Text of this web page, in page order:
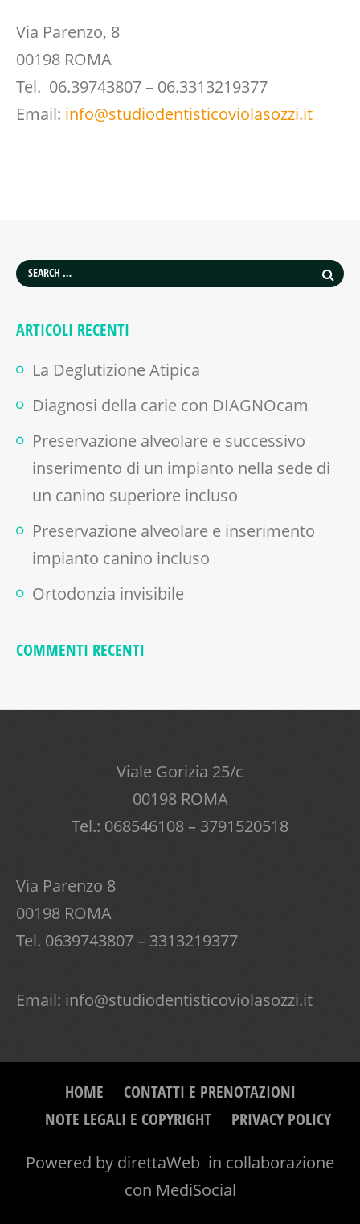
Via Parenzo, 8
00198 ROMA
Tel. 06.39743807 – 06.3313219377
Email: info@studiodentisticoviolasozzi.it
ARTICOLI RECENTI
La Deglutizione Atipica
Diagnosi della carie con DIAGNOcam
Preservazione alveolare e successivo
inserimento di un impianto nella sede di
un canino superiore incluso
Preservazione alveolare e inserimento
impianto canino incluso
Ortodonzia invisibile
COMMENTI RECENTI
Viale Gorizia 25/c
00198 ROMA
Tel.: 068546108 – 3791520518
Via Parenzo 8
00198 ROMA
Tel. 0639743807 – 3313219377
Email: info@studiodentisticoviolasozzi.it
HOME
CONTATTI E PRENOTAZIONI
NOTE LEGALI E COPYRIGHT
PRIVACY POLICY
Powered by direttaWeb in collaborazione
con MediSocial